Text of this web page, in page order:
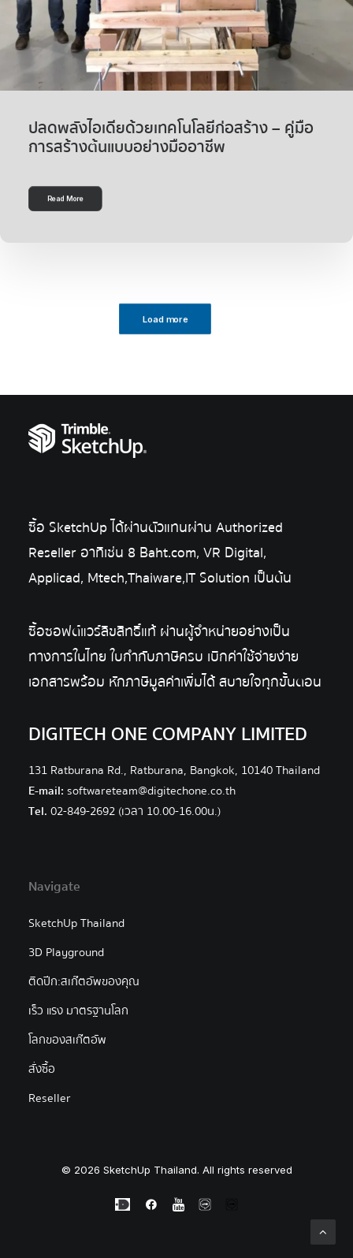
ปลดพลังไอเดียด้วยเทคโนโลยีก่อสร้าง – คู่มือ
การสร้างต้นแบบอย่างมืออาชีพ
Read More
Load more
ซื้อ SketchUp ได้ผ่านตัวแทนผ่าน Authorized
Reseller อาทิเช่น 8 Baht.com, VR Digital,
Applicad, Mtech,Thaiware,IT Solution เป็นต้น
ซื้อซอฟต์แวร์ลิขสิทธิ์แท้ ผ่านผู้จำหน่ายอย่างเป็น
ทางการในไทย ใบกำกับภาษีครบ เบิกค่าใช้จ่ายง่าย
เอกสารพร้อม หักภาษีมูลค่าเพิ่มได้ สบายใจทุกขั้นตอน
DIGITECH ONE COMPANY LIMITED
131 Ratburana Rd., Ratburana, Bangkok, 10140 Thailand
E-mail: softwareteam@digitechone.co.th
Tel. 02-849-2692 (เวลา 10.00-16.00น.)
Navigate
SketchUp Thailand
3D Playground
ติดปีก:สเก๊ตอัพของคุณ
เร็ว แรง มาตรฐานโลก
โลกของสเก๊ตอัพ
สั่งซื้อ
Reseller
© 2026 SketchUp Thailand. All rights reserved